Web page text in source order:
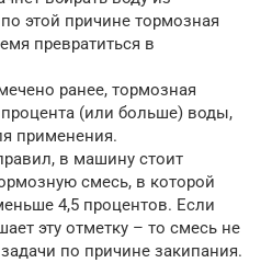
этой причине тормозная
превратиться в
ранее, тормозная
(или больше) воды,
применения.
в машину стоит
смесь, в которой
4,5 процентов. Если
эту отметку – то смесь не
по причине закипания.